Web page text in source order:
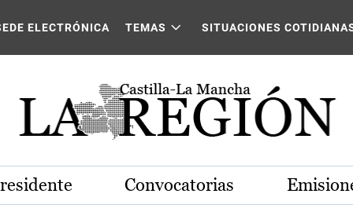
La Mancha
ELECTRÓNICA TEMAS SITUACIONES
Convocatorias